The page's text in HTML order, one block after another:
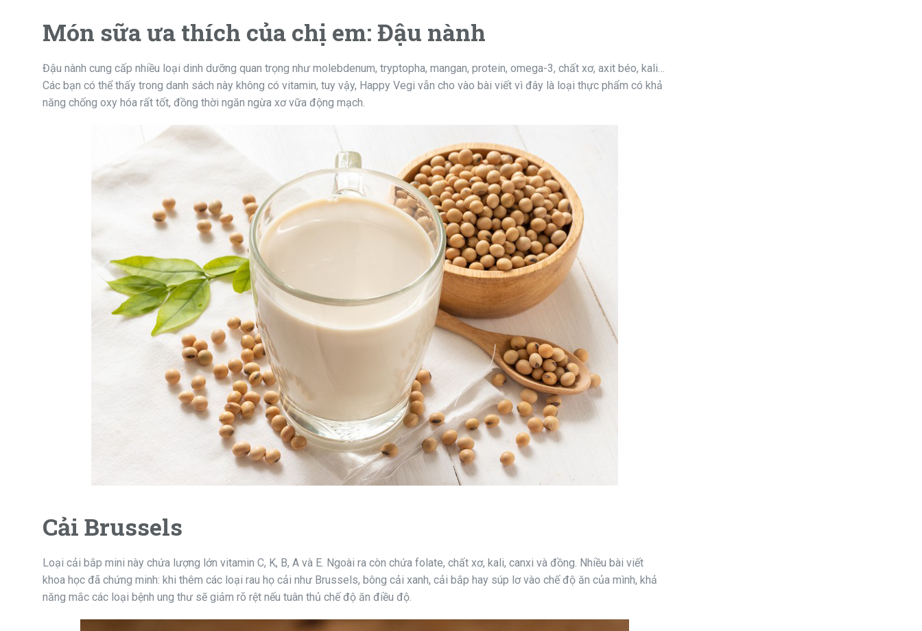
Món sữa ưa thích của chị em: Đậu nành
Đậu nành cung cấp nhiều loại dinh dưỡng quan trọng như molebdenum, tryptopha, mangan, protein, omega-3, chất xơ, axit béo, kali…
Các bạn có thể thấy trong danh sách này không có vitamin, tuy vậy, Happy Vegi vẫn cho vào bài viết vì đây là loại thực phẩm có khả
năng chống oxy hóa rất tốt, đồng thời ngăn ngừa xơ vữa động mạch.
Cải Brussels
Loại cải bắp mini này chứa lượng lớn vitamin C, K, B, A và E. Ngoài ra còn chứa folate, chất xơ, kali, canxi và đồng. Nhiều bài viết
khoa học đã chứng minh: khi thêm các loại rau họ cải như Brussels, bông cải xanh, cải bắp hay súp lơ vào chế độ ăn của mình, khả
năng mắc các loại bệnh ung thư sẽ giảm rõ rệt nếu tuân thủ chế độ ăn điều độ.